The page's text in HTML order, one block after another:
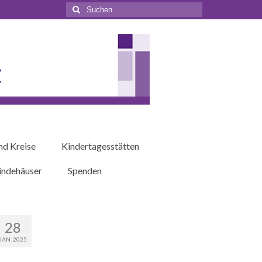
Suchen
nach:
Kreise Kindertagesstätten
Spenden
28
JAN. 2025